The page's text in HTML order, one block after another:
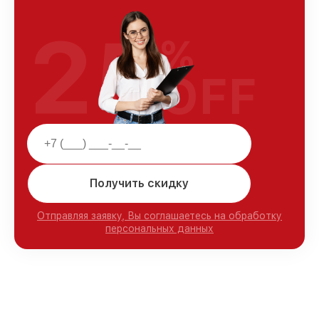
Получить скидку
Отправляя заявку, Вы соглашаетесь на обработку
персональных данных
25%
OFF